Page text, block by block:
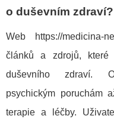
o duševním zdraví?
Web https://medicina-
článků a zdrojů, které
duševního zdraví.
psychickým poruchám
terapie a léčby.